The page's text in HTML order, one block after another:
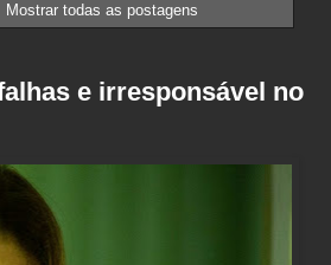
Mostrar todas as postagens
e irresponsável no